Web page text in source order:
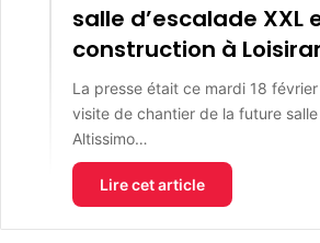
salle d’escalade XXL
construction à
La presse était ce mardi 18
visite de chantier de la future salle
Altissimo…
Lire cet article